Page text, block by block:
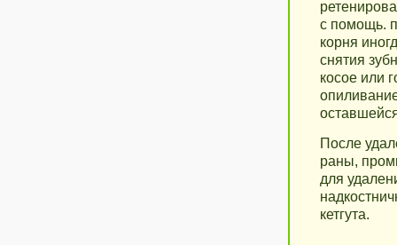
с помощь.
корня
снятия
косое или
После
раны,
для
кетгута.